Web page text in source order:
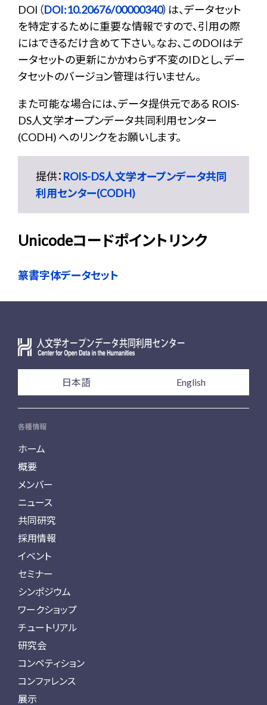
DOI（DOI:10.20676/00000340）は、データセット
を特定するために重要な情報ですので、引用の際
にはできるだけ含めて下さい。なお、このDOIはデ
ータセットの更新にかかわらず不変のIDとし、デー
タセットのバージョン管理は行いません。
また可能な場合には、データ提供元である ROIS-
DS人文学オープンデータ共同利用センター
(CODH) へのリンクをお願いします。
提供： ROIS-DS人文学オープンデータ共同
利用センター(CODH)
Unicodeコードポイントリンク
篆書字体データセット
日本語 English
各種情報
ホーム
概要
メンバー
ニュース
共同研究
採用情報
イベント
セミナー
シンポジウム
ワークショップ
チュートリアル
研究会
コンペティション
コンファレンス
展示